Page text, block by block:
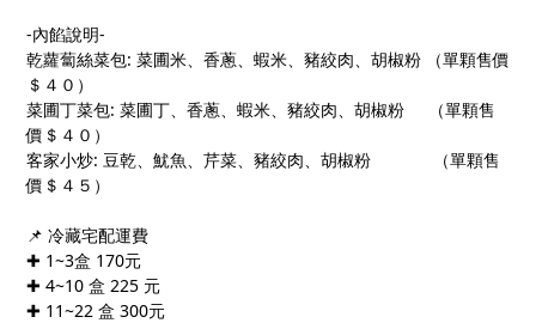
-內餡說明-
乾蘿蔔絲菜包: 菜圃米、香蔥、蝦米、豬絞肉、胡椒粉 （單顆售價
＄４０）
菜圃丁菜包: 菜圃丁、香蔥、蝦米、豬絞肉、胡椒粉     （單顆售
價＄４０）
客家小炒: 豆乾、魷魚、芹菜、豬絞肉、胡椒粉             （單顆售
價＄４５）
📌 冷藏宅配運費
✚ 1~3盒 170元
✚ 4~10 盒 225 元
✚ 11~22 盒 300元